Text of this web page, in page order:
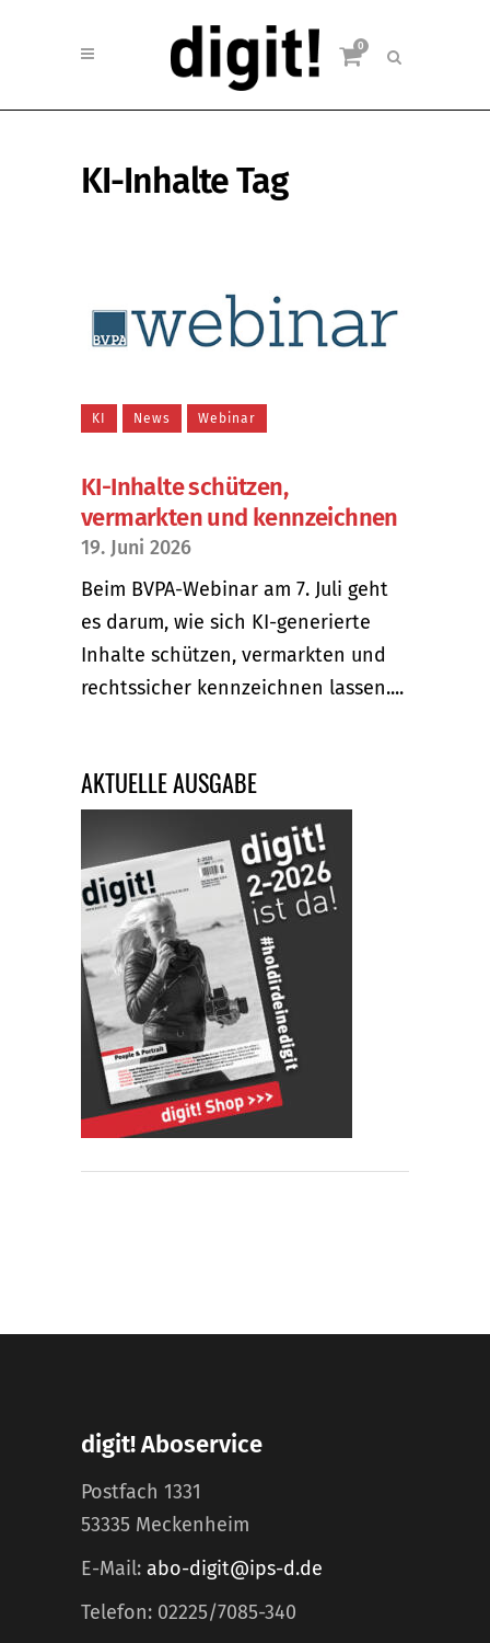
0
KI-Inhalte Tag
KI News Webinar
KI-Inhalte schützen,
vermarkten und kennzeichnen
19. Juni 2026
Beim BVPA-Webinar am 7. Juli geht
es darum, wie sich KI-generierte
Inhalte schützen, vermarkten und
rechtssicher kennzeichnen lassen....
AKTUELLE AUSGABE
digit! Aboservice
Postfach 1331
53335 Meckenheim
E-Mail: abo-digit@ips-d.de
Telefon: 02225/7085-340